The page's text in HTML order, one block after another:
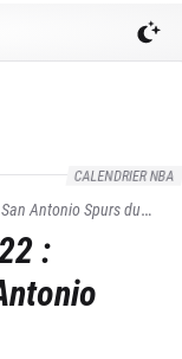
CALENDRIER NBA
San Antonio Spursdu
: